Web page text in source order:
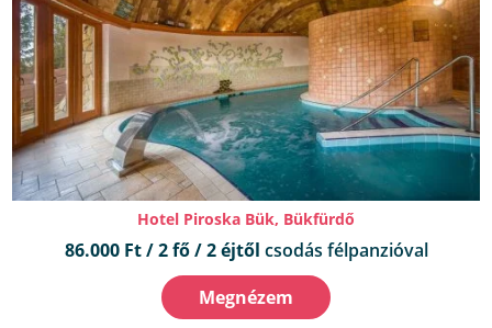
Hotel Piroska Bük, Bükfürdő
86.000 Ft / 2 fő / 2 éjtől csodás félpanzióval
Megnézem